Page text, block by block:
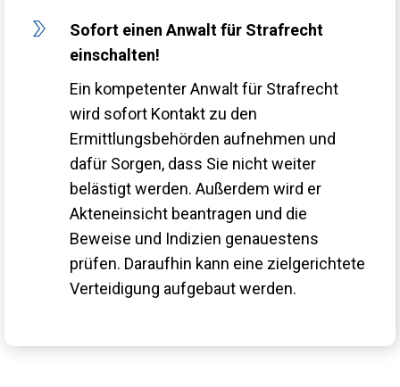
Sofort einen Anwalt für Strafrecht
einschalten!
Ein kompetenter Anwalt für Strafrecht
wird sofort Kontakt zu den
Ermittlungsbehörden aufnehmen und
dafür Sorgen, dass Sie nicht weiter
belästigt werden. Außerdem wird er
Akteneinsicht beantragen und die
Beweise und Indizien genauestens
prüfen. Daraufhin kann eine zielgerichtete
Verteidigung aufgebaut werden.